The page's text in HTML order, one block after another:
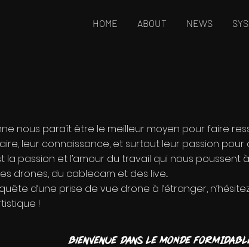
HOME ABOUT NEWS
nous paraît être le meilleur moyen pour faire
leur connaissance, et surtout leur passion
la passion et l’amour du travail qui nous
drones, du cablecam et des live...
d’une prise de vue drone à l’étranger,
!
Bienvenue dans LE MONDE